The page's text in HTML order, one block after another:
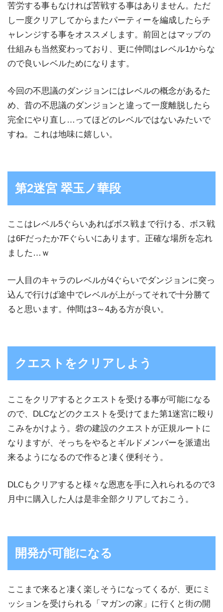
苦労する事もなければ苦戦する事はありません。ただ
し一度クリアしてからまたパーティーを編成したらチ
ャレンジする事をオススメします。前回とはマップの
仕組みも当然変わっており、更に仲間はレベル1からな
ので良いレベルためになります。
今回の不思議のダンジョンにはレベルの概念があるた
め、昔の不思議のダンジョンと違って一度離脱したら
完全にやり直し…ってほどのレベルではないみたいで
すね。これは地味に嬉しい。
第2迷宮 翠玉ノ華段
ここはレベル5ぐらいあればボス戦まで行ける、ボス戦
は6Fだったか7Fぐらいにあります。正確な場所を忘れ
ました…ｗ
一人目のキャラのレベルが4ぐらいでダンジョンに突っ
込んで行けば途中でレベルが上がってそれで十分勝て
ると思います。仲間は3～4ある方が良い。
クエストをクリアしよう
ここをクリアするとクエストを受ける事が可能になる
ので、DLCなどのクエストを受けてまた第1迷宮に殴り
こみをかけよう。砦の建設のクエストが正規ルートに
なりますが、そっちをやるとギルドメンバーを派遣出
来るようになるので作ると凄く便利そう。
DLCもクリアすると様々な恩恵を手に入れられるので3
月中に購入した人は是非全部クリアしておこう。
開発が可能になる
ここまで来ると凄く楽しそうになってくるが、更にミ
ッションを受けられる「マガンの家」に行くと街の開